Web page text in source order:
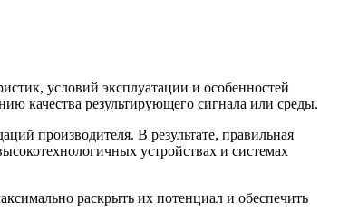
условий эксплуатации и особенностей
качества результирующего сигнала или среды.
производителя. В результате, правильная
устройствах и системах
раскрыть их потенциал и обеспечить